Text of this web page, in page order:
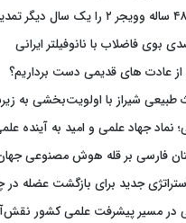
از عادت های قدیمی دست برداریم؟
طبیعی شیراز با اولویت‌بخشی به
نماد جهاد علمی و امید به آینده
فارسی بر قله هوش مصنوعی
استراتژی جدید برای بازگشت عضله در
در مسیر پیشرفت علمی کشور